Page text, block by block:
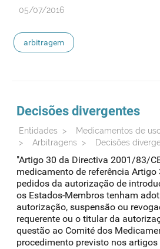
05/07/2016
arbitragem
Decisões divergentes
Entidades > Medicamentos de
>
Arbitragens > Decisões
"Artigo 30 da Directiva 2001/83/
medicamento de referência
pedidos da autorização de
os Estados-Membros tenham
autorização, suspensão ou
requerente ou o titular da
questão ao Comité dos
procedimento previsto nos artigos